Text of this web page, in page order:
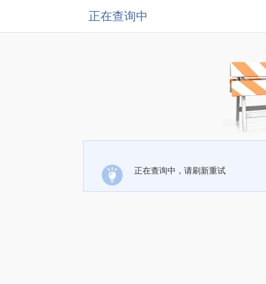
正在查询中
正在查询中，请刷新重试